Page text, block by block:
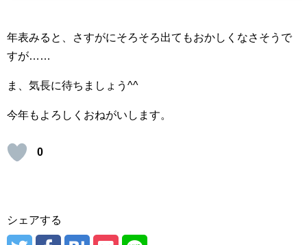
年表みると、さすがにそろそろ出てもおかしくなさそうで
すが……
ま、気長に待ちましょう^^
今年もよろしくおねがいします。
0
シェアする